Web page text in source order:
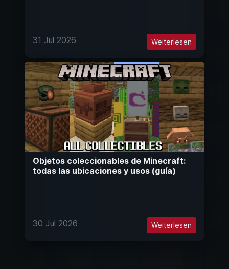
31 Jul 2026 Weiterlesen
Objetos coleccionables de Minecraft:
todas las ubicaciones y usos (guía)
30 Jul 2026 Weiterlesen